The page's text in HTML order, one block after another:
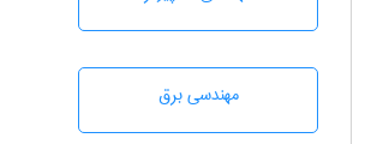
مهندسی برق